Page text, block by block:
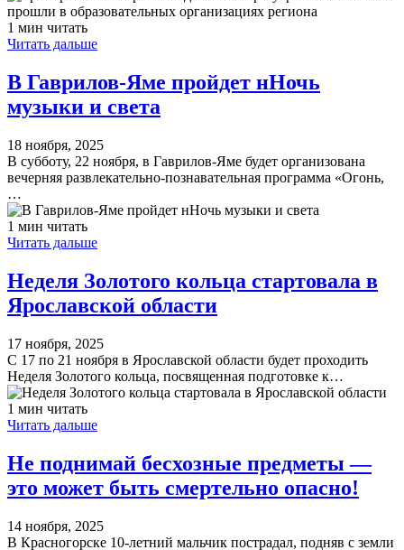
1 мин читать
Читать дальше
В Гаврилов-Яме пройдет нНочь
музыки и света
18 ноября, 2025
В субботу, 22 ноября, в Гаврилов-Яме будет организована
вечерняя развлекательно-познавательная программа «Огонь,
…
1 мин читать
Читать дальше
Неделя Золотого кольца стартовала в
Ярославской области
17 ноября, 2025
С 17 по 21 ноября в Ярославской области будет проходить
Неделя Золотого кольца, посвященная подготовке к…
1 мин читать
Читать дальше
Не поднимай бесхозные предметы —
это может быть смертельно опасно!
14 ноября, 2025
В Красногорске 10-летний мальчик пострадал, подняв с земли